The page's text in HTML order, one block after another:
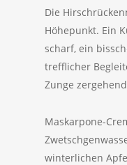
Die
Höhepunkt. Ein
scharf, ein
trefflicher
Zunge
Maskarpone-
winterlichen